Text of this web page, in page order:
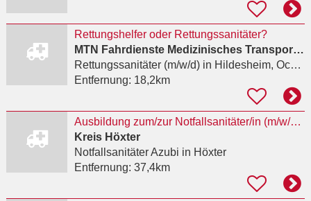
Rettungshelfer oder Rettungssanitäter?
MTN Fahrdienste Medizinisches Transportmanagement Niedersachsen Eicke Rojahn e.K.
Rettungssanitäter (m/w/d)in Hildesheim, Ochtersum
Entfernung: 18,2km
Ausbildung zum/zur Notfallsanitäter/in (m/w/d) 2027
Kreis Höxter
Notfallsanitäter Azubi in Höxter
Entfernung: 37,4km